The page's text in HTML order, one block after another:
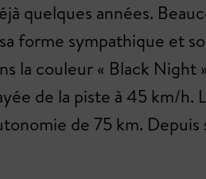
quelques années.
forme sympathique et
la couleur « Black
de la piste à 45 km/h.
de 75 km.